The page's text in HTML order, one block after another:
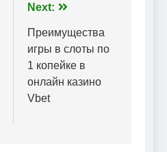
Next:
Преимущества
игры в слоты по
1 копейке в
онлайн казино
Vbet